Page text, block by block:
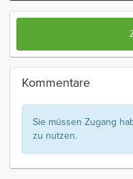
Kommentare
Sie müssen Zugang
zu nutzen.